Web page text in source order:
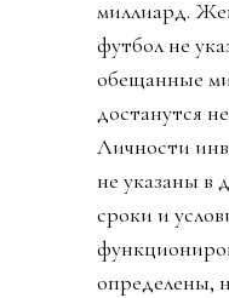
миллиард.
футбол не
обещанные
достанутся
Личности
не указаны в
сроки и
определены,